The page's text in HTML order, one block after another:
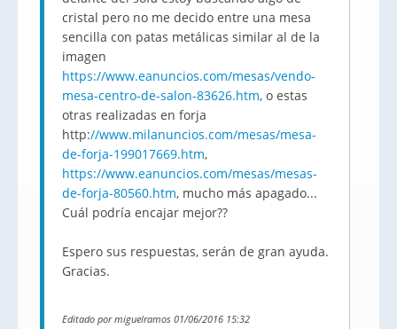
cristal pero no me decido entre una mesa
sencilla con patas metálicas similar al de la
imagen
https://www.eanuncios.com/mesas/vendo-
mesa-centro-de-salon-83626.htm, o estas
otras realizadas en forja
http://www.milanuncios.com/mesas/mesa-
de-forja-199017669.htm,
https://www.eanuncios.com/mesas/mesas-
de-forja-80560.htm, mucho más apagado...
Cuál podría encajar mejor??
Espero sus respuestas, serán de gran ayuda.
Gracias.
Editado por miguelramos 01/06/2016 15:32